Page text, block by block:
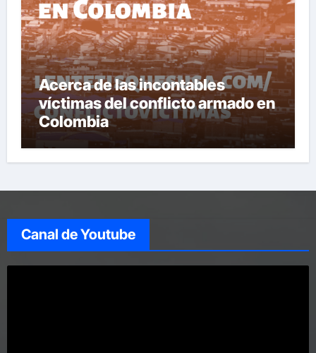
Acerca de las incontables
víctimas del conflicto armado en
Colombia
Canal de Youtube